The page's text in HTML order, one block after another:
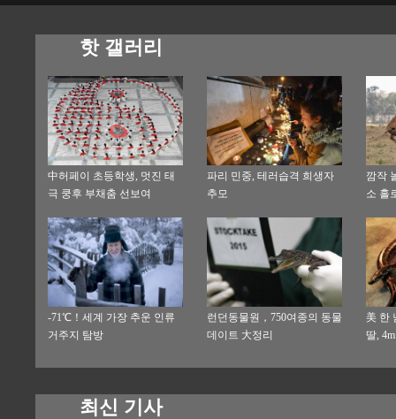
핫 갤러리
中허페이 초등학생, 멋진 태
극 쿵후 부채춤 선보여
파리 민중, 테러습격 희생자
추모
깜작
소 홀
-71℃！세계 가장 추운 인류
거주지 탐방
런던동물원，750여종의 동물
데이트 大정리
美 한
딸,
최신 기사